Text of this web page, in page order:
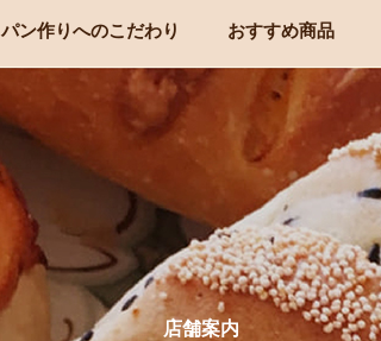
パン作りへのこだわり おすすめ商品
店舗案内